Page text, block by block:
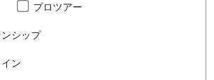
プロツアー
シップ
ン